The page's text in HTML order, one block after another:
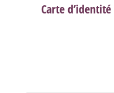
Carte